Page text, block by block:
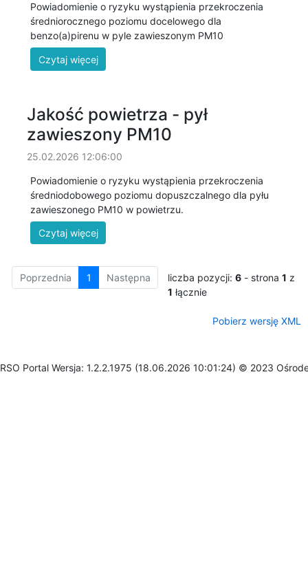
Powiadomienie o ryzyku wystąpienia przekroczenia
średniorocznego poziomu docelowego dla
benzo(a)pirenu w pyle zawieszonym PM10
Jakość powietrza - pył
zawieszony PM10
25.02.2026 12:06:00
Powiadomienie o ryzyku wystąpienia przekroczenia
średniodobowego poziomu dopuszczalnego dla pyłu
zawieszonego PM10 w powietrzu.
Poprzednia 1 Następna liczba pozycji: 6 - strona 1 z
1 łącznie
Pobierz wersję XML
RSO Portal Wersja: 1.2.2.1975 (18.06.2026 10:01:24) © 2023